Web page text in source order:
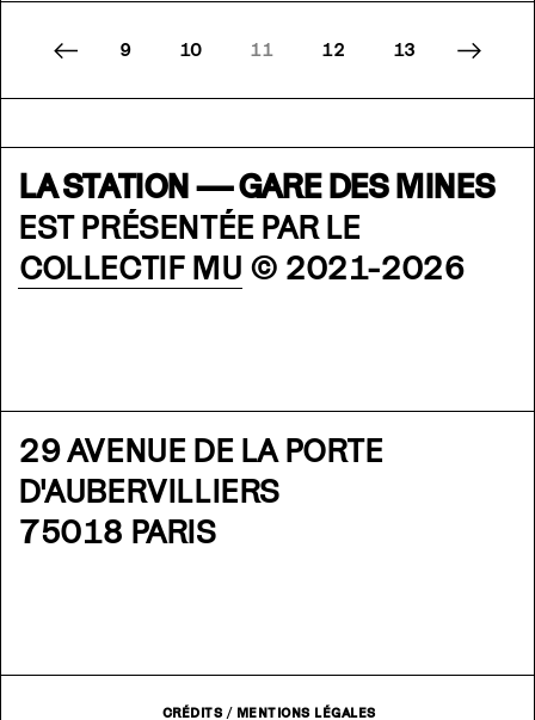
9 10 11 12 13
LA STATION — GARE DES MINES
EST PRÉSENTÉE PAR LE
COLLECTIF MU © 2021-2026
29 AVENUE DE LA PORTE
D'AUBERVILLIERS
75018 PARIS
CRÉDITS / MENTIONS LÉGALES